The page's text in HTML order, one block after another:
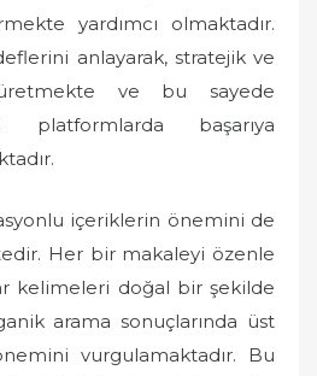
yardımcı olmaktadır.
anlayarak, stratejik ve
ve bu sayede
platformlarda başarıya
içeriklerin önemini de
Her bir makaleyi özenle
kelimeleri doğal bir şekilde
arama sonuçlarında üst
vurgulamaktadır. Bu